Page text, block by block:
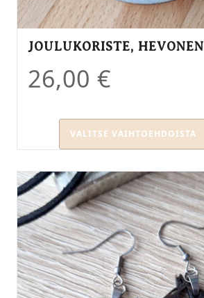
JOULUKORISTE, HEVONEN
26,00 €
VALITSE VAIHTOEHDOISTA